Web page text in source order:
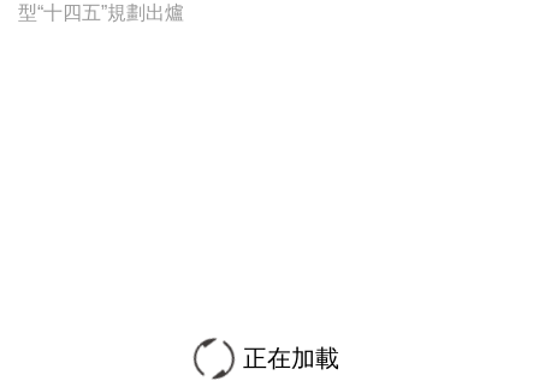
型“十四五”規劃出爐
正在加載